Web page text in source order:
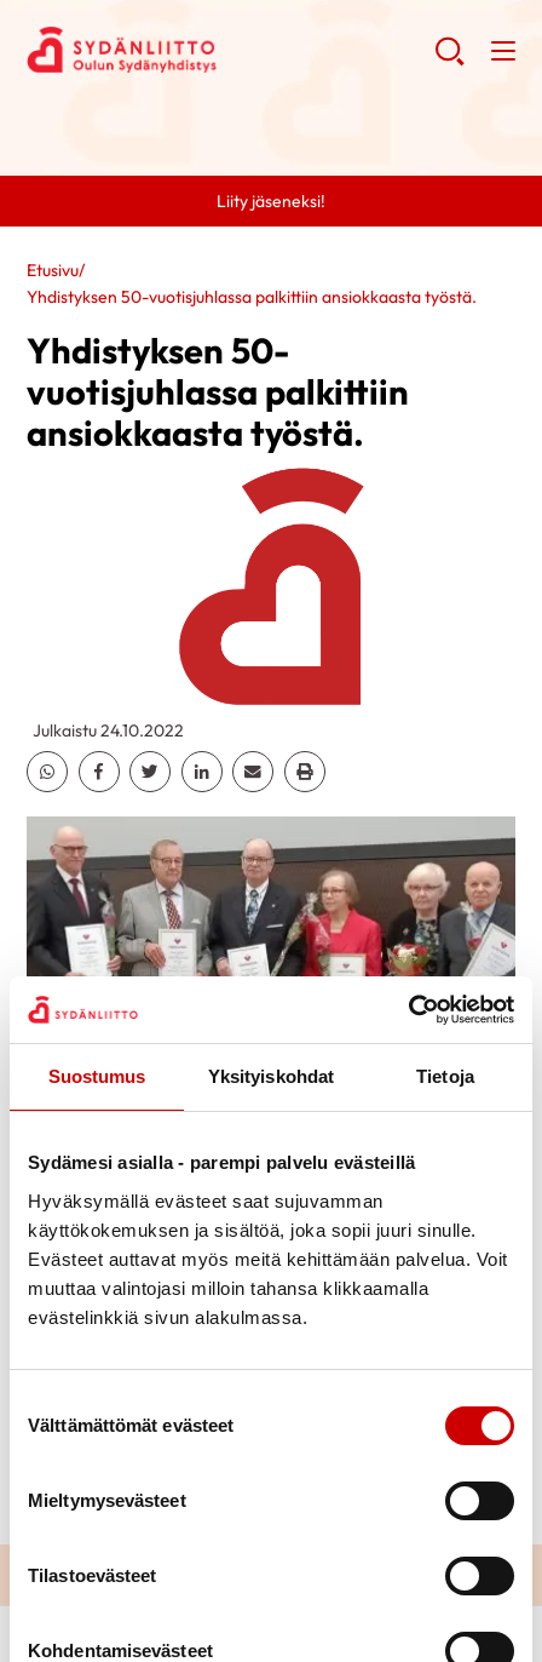
Suostumus Yksityiskohdat Tietoja
Sydämesi asialla - parempi palvelu evästeillä
Hyväksymällä evästeet saat sujuvamman
käyttökokemuksen ja sisältöä, joka sopii juuri sinulle.
Evästeet auttavat myös meitä kehittämään palvelua. Voit
muuttaa valintojasi milloin tahansa klikkaamalla
evästelinkkiä sivun alakulmassa.
Välttämättömät evästeet
Mieltymysevästeet
Tilastoevästeet
Kohdentamisevästeet
Liity jäseneksi!
Etusivu/
Yhdistyksen 50-vuotisjuhlassa palkittiin ansiokkaasta työstä.
Yhdistyksen 50-
vuotisjuhlassa palkittiin
ansiokkaasta työstä.
Julkaistu 24.10.2022
Jaa Whatsapp
Jaa Facebook
Jaa TwitterJaa Linkedin
Jaa EmailJaa Print
Kultaisen ansiomerkin saivat Valter Haverinen ja Eino
Määttä.
Hopeisen ansiomerkin saivat Martti Lepojärvi ja
Häivälä (ei kuvassa).
Pirjo Määttää.